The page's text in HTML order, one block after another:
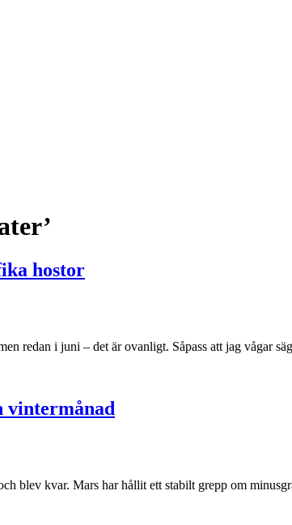
hostor
redan i juni – det är ovanligt. Såpass att jag vågar
vintermånad
blev kvar. Mars har hållit ett stabilt grepp om